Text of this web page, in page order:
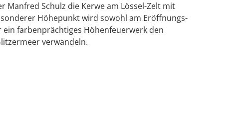
Manfred Schulz die Kerwe am Lössel-Zelt mit
Höhepunkt wird sowohl am Eröffnungs-
ein farbenprächtiges Höhenfeuerwerk den
verwandeln.